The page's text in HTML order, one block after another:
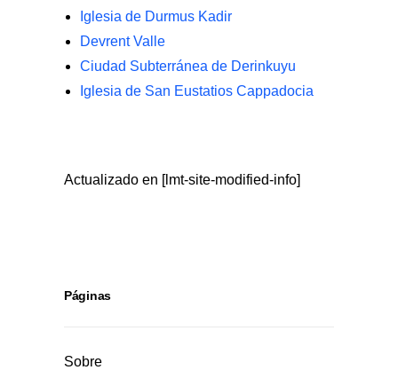
Iglesia de Durmus Kadir
Devrent Valle
Ciudad Subterránea de Derinkuyu
Iglesia de San Eustatios Cappadocia
Actualizado en [lmt-site-modified-info]
Páginas
Sobre